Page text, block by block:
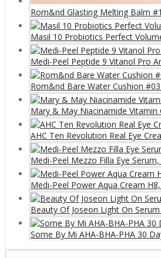
Rom&nd Glasting Melting Balm
Masil 10 Probiotics Perfect
Medi-Peel Peptide 9 Vitanol Pro
Rom&nd Bare Water Cushion
Mary & May Niacinamide
AHC Ten Revolution Real Eye
Medi-Peel Mezzo Filla Eye
Medi-Peel Power Aqua Cream
Beauty Of Joseon Light On
Some By Mi AHA-BHA-PHA 30